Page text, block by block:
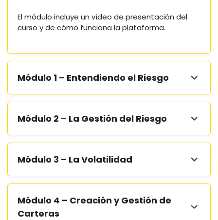
El módulo incluye un vídeo de presentación del
curso y de cómo funciona la plataforma.
Módulo 1 – Entendiendo el Riesgo
Módulo 2 – La Gestión del Riesgo
Módulo 3 – La Volatilidad
Módulo 4 – Creación y Gestión de
Carteras